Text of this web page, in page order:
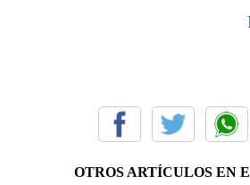
OTROS ARTÍCULOS EN